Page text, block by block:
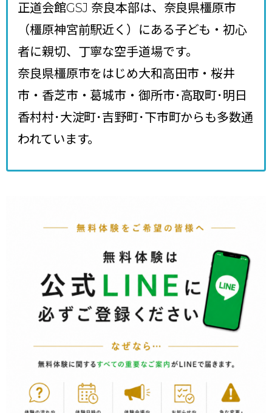
正道会館GSJ 奈良本部は、奈良県橿原市
（橿原神宮前駅近く）にある子ども・初心
者に親切、丁寧な空手道場です。
奈良県橿原市をはじめ大和高田市・桜井
市・香芝市・葛城市・御所市･高取町･明日
香村村･大淀町･吉野町･下市町からも多数通
われています。